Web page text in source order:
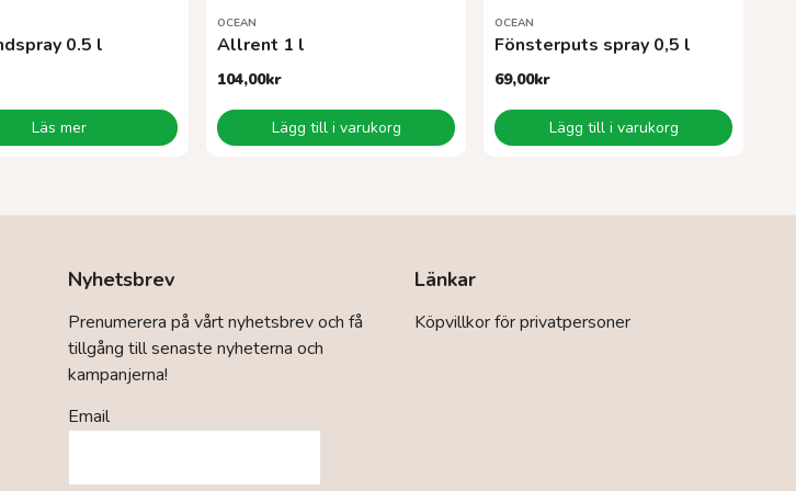
0.5 l
Läs mer
OCEAN
Allrent 1 l
104,00kr
Lägg till i varukorg
OCEAN
Fönsterputs spray 0,5 l
69,00kr
Lägg till i varukorg
Nyhetsbrev
Prenumerera på vårt nyhetsbrev och få
tillgång till senaste nyheterna och
kampanjerna!
Email
Länkar
Köpvillkor för privatpersoner